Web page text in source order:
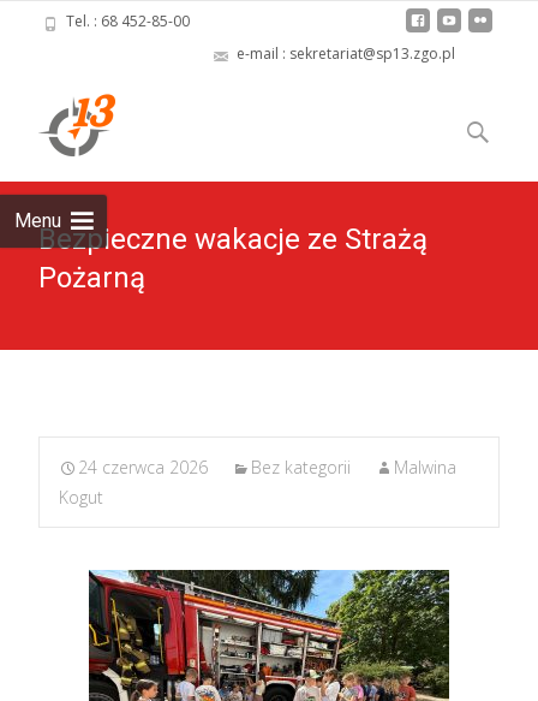
Tel. : 68 452-85-00
e-mail : sekretariat@sp13.zgo.pl
Menu
to
content
Szukaj:
Bezpieczne wakacje ze Strażą
Pożarną
24 czerwca 2026 Bez kategorii
Malwina
Kogut